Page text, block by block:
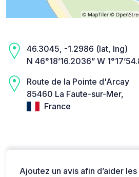
46.3045, -1.2986 (lat, lng)
N 46°18’16.2036” W
Route de la Pointe d'Arcay
85460 La Faute-sur-Mer,
France
Ajoutez un avis afin d’aider